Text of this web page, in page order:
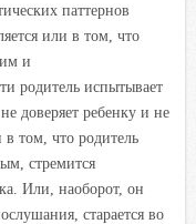
паттернов
или в том, что
и
родитель испытывает
доверяет ребенку и не
в том, что родитель
стремится
Или, наоборот, он
старается во